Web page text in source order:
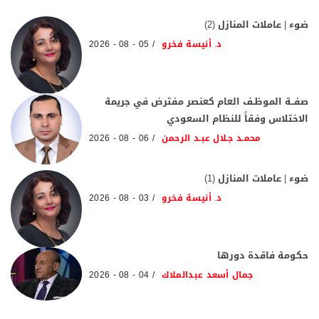
ضوء | عاملات المنازل (2)
د. أنيسة فخرو 05 - 08 - 2026
صفــة الموظـف العام كعنصر مفترض في جريمة
الاختلاس وفقاً للنظام السعودي
محمـد جـلال عبـد الرحمن 06 - 08 - 2026
ضوء | عاملات المنازل (1)
د. أنيسة فخرو 03 - 08 - 2026
حكومة فاقدة دورها
جمال أسعد عبدالملاك 04 - 08 - 2026